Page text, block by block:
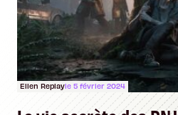
Ellen Replayle 5 février 2024